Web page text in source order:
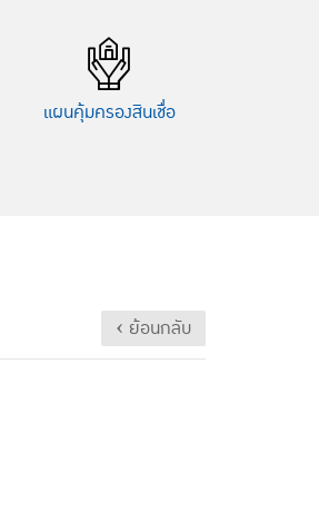
แผนคุ้มครองสินเชื่อ
‹ ย้อนกลับ